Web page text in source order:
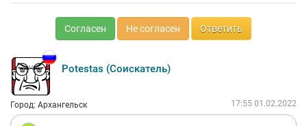
Согласен Не согласен Ответить
Potestas (Соискатель)
Город: Архангельск 17:55 01.02.2022